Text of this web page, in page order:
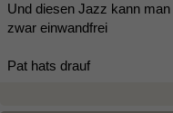
Und diesen Jazz kann
zwar einwandfrei
Pat hats drauf